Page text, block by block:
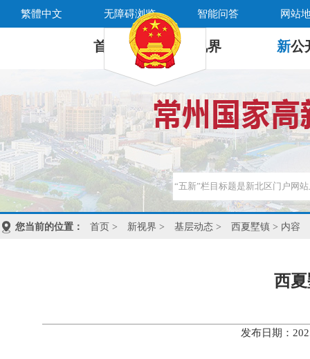
繁體中文 无障碍浏览 智能问答 网站
首 页 新 视界 新公
您当前的位置： 首页 > 新视界 > 基层动态 > 西夏墅镇 > 内容
西
发布日期：